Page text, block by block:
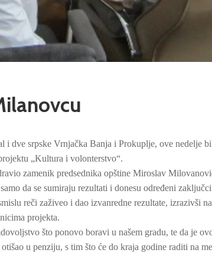
i dve srpske Vrnjačka Banja i Prokuplje, ove nedelje
„Kultura i volonterstvo“.
zamenik predsednika opštine Miroslav
da se sumiraju rezultati i donesu određeni
reči zaživeo i dao izvanredne rezultate, izrazivši
projekta.
što ponovo boravi u našem gradu, te da je
u penziju, s tim što će do kraja godine raditi na